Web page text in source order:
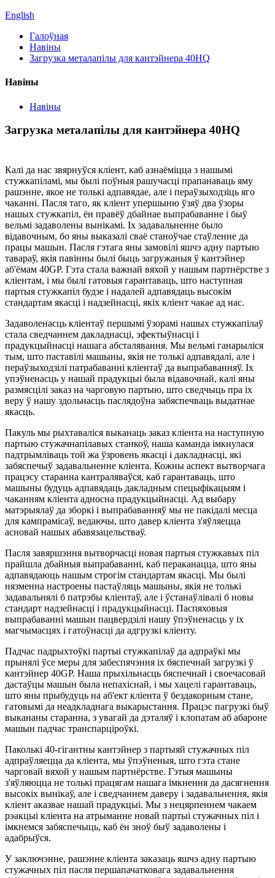
English
Галоўная
Навіны
Загрузка металапілы для кантэйнера 40HQ
Навіны
Навіны
Загрузка металапілы для кантэйнера 40HQ
Калі да нас звярнуўся кліент, каб азнаёміцца ​​з нашымі
стужкапіламі, мы былі поўныя рашучасці прапанаваць яму
рашэнне, якое не толькі адпавядае, але і пераўзыходзіць яго
чаканні. Пасля таго, як кліент упершыню ўзяў два ўзоры
нашых стужкапіл, ён правёў дбайнае выпрабаванне і быў
вельмі задаволены вынікамі. Іх задавальненне было
відавочным, бо яны выказалі сваё станоўчае стаўленне да
працы машын. Пасля гэтага яны замовілі яшчэ адну партыю
тавараў, якія павінны былі быць загружаныя ў кантэйнер
аб'ёмам 40GP. Гэта стала важнай вяхой у нашым партнёрстве з
кліентам, і мы былі гатовыя гарантаваць, што наступная
партыя стужкапіл будзе і надалей адпавядаць высокім
стандартам якасці і надзейнасці, якіх кліент чакае ад нас.
Задаволенасць кліентаў першымі ўзорамі нашых стужкапілаў
стала сведчаннем дакладнасці, эфектыўнасці і
прадукцыйнасці нашага абсталявання. Мы вельмі ганарыліся
тым, што паставілі машыны, якія не толькі адпавядалі, але і
пераўзыходзілі патрабаванні кліентаў да выпрабаванняў. Іх
упэўненасць у нашай прадукцыі была відавочнай, калі яны
размясцілі заказ на чарговую партыю, што сведчыць пра іх
веру ў нашу здольнасць паслядоўна забяспечваць выдатнае
якасць.
Пакуль мы рыхтаваліся выканаць заказ кліента на наступную
партыю стужачнапілавых станкоў, наша каманда імкнулася
падтрымліваць той жа ўзровень якасці і дакладнасці, які
забяспечыў задавальненне кліента. Кожны аспект вытворчага
працэсу старанна кантраляваўся, каб гарантаваць, што
машыны будуць адпавядаць дакладным спецыфікацыям і
чаканням кліента адносна прадукцыйнасці. Ад выбару
матэрыялаў да зборкі і выпрабаванняў мы не пакідалі месца
для кампрамісаў, ведаючы, што давер кліента з'яўляецца
асновай нашых абавязацельстваў.
Пасля завяршэння вытворчасці новая партыя стужкавых піл
прайшла дбайныя выпрабаванні, каб пераканацца, што яны
адпавядаюць нашым строгім стандартам якасці. Мы былі
нязменна настроены пастаўляць машыны, якія не толькі
задавальнялі б патрэбы кліентаў, але і ўстанаўлівалі б новы
стандарт надзейнасці і прадукцыйнасці. Паспяховыя
выпрабаванні машын пацвердзілі нашу ўпэўненасць у іх
магчымасцях і гатоўнасці да адгрузкі кліенту.
Падчас падрыхтоўкі партыі стужкапілаў да адпраўкі мы
прынялі ўсе меры для забеспячэння іх бяспечнай загрузкі ў
кантэйнер 40GP. Наша прыхільнасць бяспечнай і своечасовай
дастаўцы машын была непахіснай, і мы хацелі гарантаваць,
што яны прыбудуць на аб'ект кліента ў бездакорным стане,
гатовымі да неадкладнага выкарыстання. Працэс пагрузкі быў
выкананы старанна, з увагай да дэталяў і клопатам аб абароне
машын падчас транспарціроўкі.
Паколькі 40-гігантны кантэйнер з партыяй стужачных піл
адпраўляецца да кліента, мы ўпэўненыя, што гэта стане
чарговай вяхой у нашым партнёрстве. Гэтыя машыны
з'яўляюцца не толькі працягам нашага імкнення да дасягнення
высокіх вынікаў, але і сведчаннем даверу і задавальнення, якія
кліент аказвае нашай прадукцыі. Мы з нецярпеннем чакаем
рэакцыі кліента на атрыманне новай партыі стужачных піл і
імкнемся забяспечыць, каб ён зноў быў задаволены і
адабрыўся.
У заключэнне, рашэнне кліента заказаць яшчэ адну партыю
стужачных піл пасля першапачатковага задавальнення